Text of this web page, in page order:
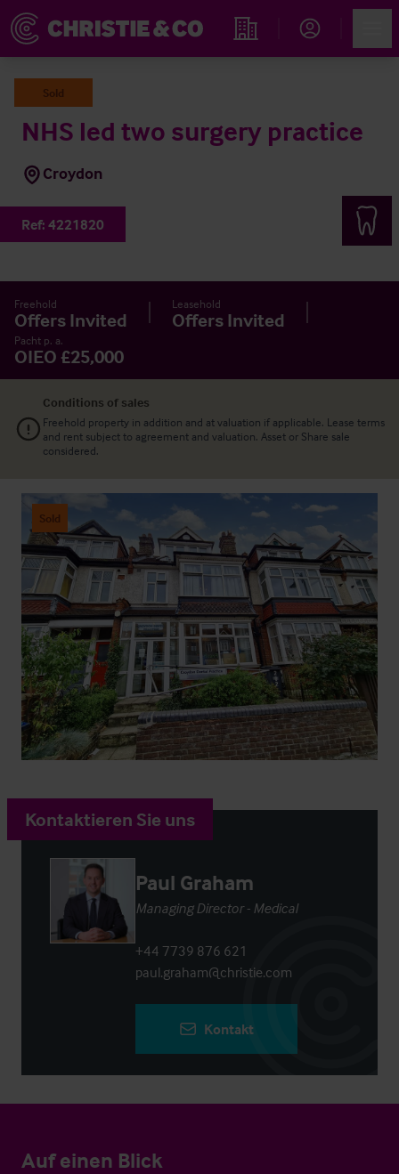
Immobiliensuche
Sold
NHS led two surgery practice
Croydon
Ref: 4221820
Freehold
Offers Invited
Leasehold
Offers Invited
Pacht p. a.
OIEO £25,000
Conditions of sales
Freehold property in addition and at valuation if applicable. Lease terms
and rent subject to agreement and valuation. Asset or Share sale
considered.
Sold
Kontaktieren Sie uns
Paul Graham
Managing Director - Medical
+44 7739 876 621
paul.graham@christie.com
Kontakt
Auf einen Blick